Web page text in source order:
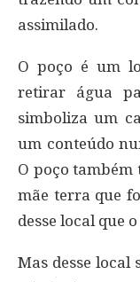
assimilado.
O poço é um
retirar água
simboliza um
um conteúdo
O poço
mãe terra que
desse local que
Mas desse local